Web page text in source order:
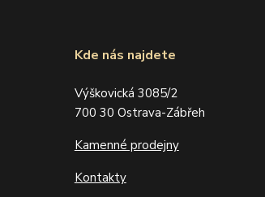
Kde nás najdete
Výškovická 3085/2
700 30 Ostrava-Zábřeh
Kamenné prodejny
Kontakty